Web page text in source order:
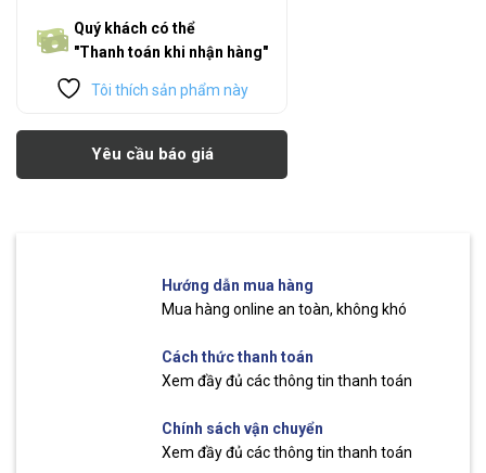
Quý khách có thể
"Thanh toán khi nhận hàng"
Tôi thích sản phẩm này
Yêu cầu báo giá
Hướng dẫn mua hàng
Mua hàng online an toàn, không khó
Cách thức thanh toán
Xem đầy đủ các thông tin thanh toán
Chính sách vận chuyển
Xem đầy đủ các thông tin thanh toán